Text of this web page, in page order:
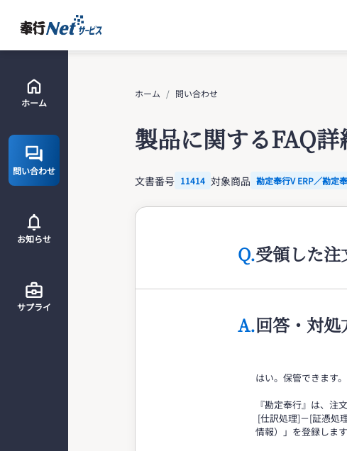
ホーム
問い合わせ
お知らせ
サプライ
ホーム 問い合わせ
製品に関するFAQ詳
文書番号 11414 対象商品 勘定奉行V ERP／勘定
Q.受領した
A.回答・対処
はい。保管できます。
『勘定奉行』は、注
[仕訳処理]－[証憑処
情報）」を登録しま